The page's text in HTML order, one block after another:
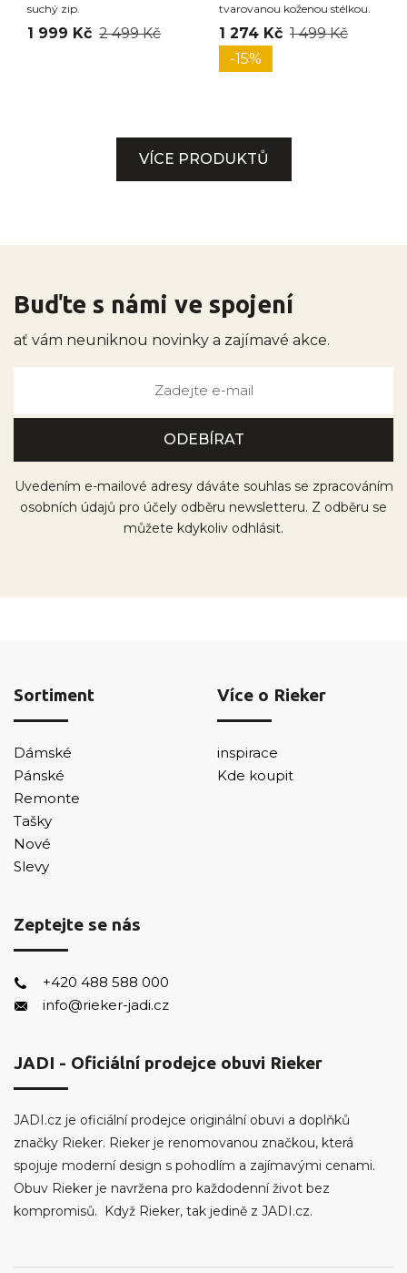
suchý zip.
1 999 Kč 2 499 Kč
tvarovanou koženou stélkou.
1 274 Kč 1 499 Kč
-15%
VÍCE PRODUKTŮ
Buďte s námi ve spojení
ať vám neuniknou novinky a zajímavé akce.
Uvedením e-mailové adresy dáváte souhlas se zpracováním
osobních údajů pro účely odběru newsletteru. Z odběru se
můžete kdykoliv odhlásit.
Sortiment
Dámské
Pánské
Remonte
Tašky
Nové
Slevy
Více o Rieker
inspirace
Kde koupit
Zeptejte se nás
+420 488 588 000
info@rieker-jadi.cz
JADI - Oficiální prodejce obuvi Rieker
JADI.cz je oficiální prodejce originální obuvi a doplňků
značky Rieker. Rieker je renomovanou značkou, která
spojuje moderní design s pohodlím a zajímavými cenami.
Obuv Rieker je navržena pro každodenní život bez
kompromisů. Když Rieker, tak jedině z JADI.cz.